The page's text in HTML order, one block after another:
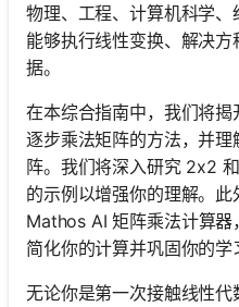
物理、工程、计算机科学
能够执行线性变换、解决
据。
在本综合指南中，我们将
逐步乘法矩阵的方法，并
阵。我们将深入研究 2x2
的示例以增强你的理解。
Mathos AI 矩阵乘法计算器
简化你的计算并巩固你的学
无论你是第一次接触线性